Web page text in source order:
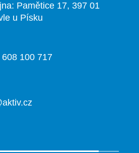
Pamětice 17, 397 01
u Písku
100 717